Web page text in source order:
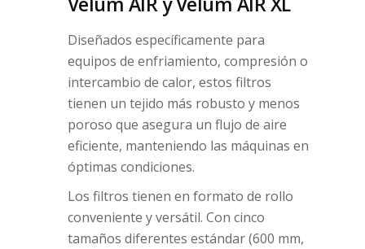
Diseñados específicamente para
equipos de enfriamiento, compresión o
intercambio de calor, estos filtros
tienen un tejido más robusto y menos
poroso que asegura un flujo de aire
eficiente, manteniendo las máquinas en
óptimas condiciones.
Los filtros tienen en formato de rollo
conveniente y versátil. Con cinco
tamaños diferentes estándar (600 mm,